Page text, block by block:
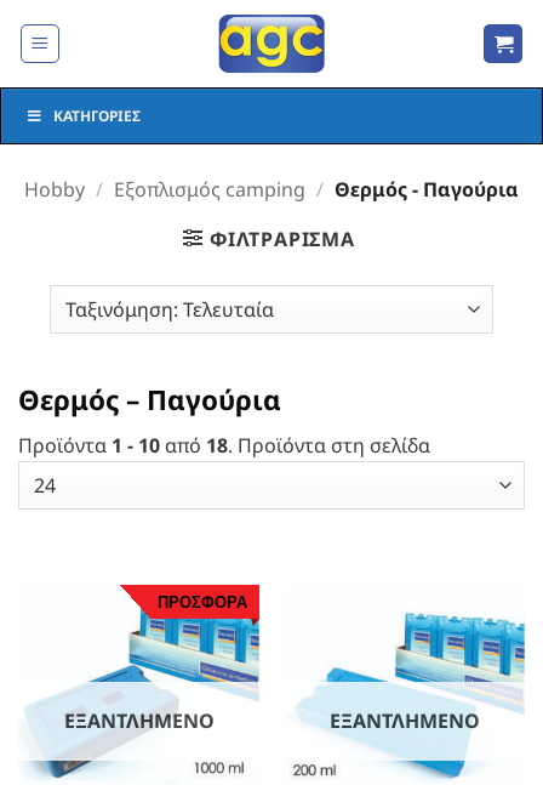
στο
ΚΑΤΗΓΟΡΊΕΣ
Hobby / Εξοπλισμός camping / Θερμός - Παγούρια
ΦΙΛΤΡΆΡΙΣΜΑ
Θερμός – Παγούρια
Προϊόντα 1 - 10 από 18. Προϊόντα στη σελίδα
ΠΡΟΣΦΟΡΑ
ΕΞΑΝΤΛΗΜΈΝΟ ΕΞΑΝΤΛΗΜΈΝΟ